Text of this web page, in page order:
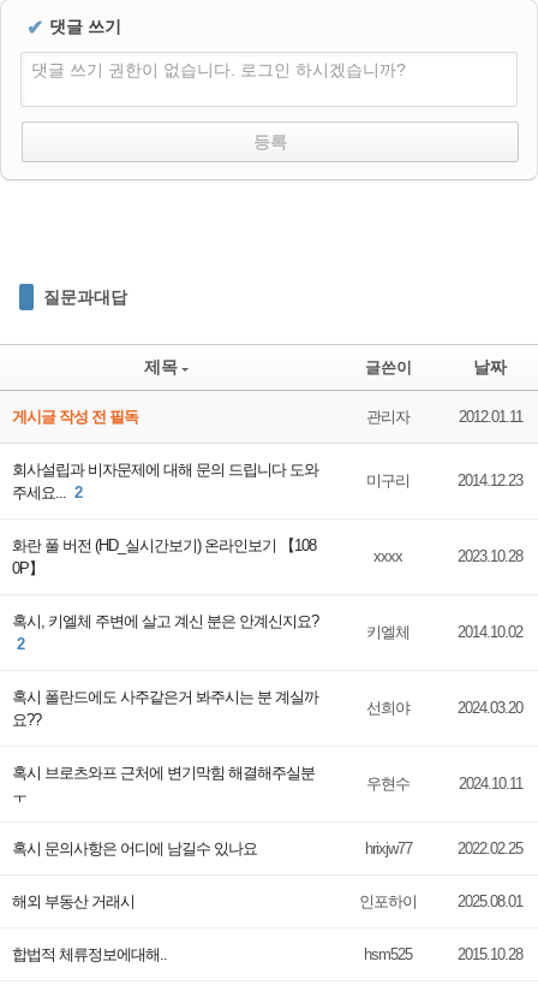
✔ 댓글 쓰기
댓글 쓰기 권한이 없습니다. 로그인 하시겠습니까?
질문과대답
제목 글쓴이 날짜
게시글 작성 전 필독 관리자 2012.01.11
회사설립과 비자문제에 대해 문의 드립니다 도와
주세요... 2
미구리 2014.12.23
화란 풀 버전 (HD_실시간보기) 온라인보기 【108
0P】
xxxx 2023.10.28
혹시, 키엘체 주변에 살고 계신 분은 안계신지요?
2
키엘체 2014.10.02
혹시 폴란드에도 사주같은거 봐주시는 분 계실까
요??
선희야 2024.03.20
혹시 브로츠와프 근처에 변기막힘 해결해주실분
ㅜ
우현수 2024.10.11
혹시 문의사항은 어디에 남길수 있나요 hrixjw77 2022.02.25
해외 부동산 거래시 인포하이 2025.08.01
합법적 체류정보에대해.. hsm525 2015.10.28